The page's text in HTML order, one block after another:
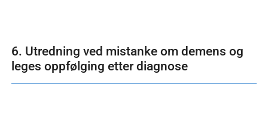
6. Utredning ved mistanke om demens og
leges oppfølging etter diagnose